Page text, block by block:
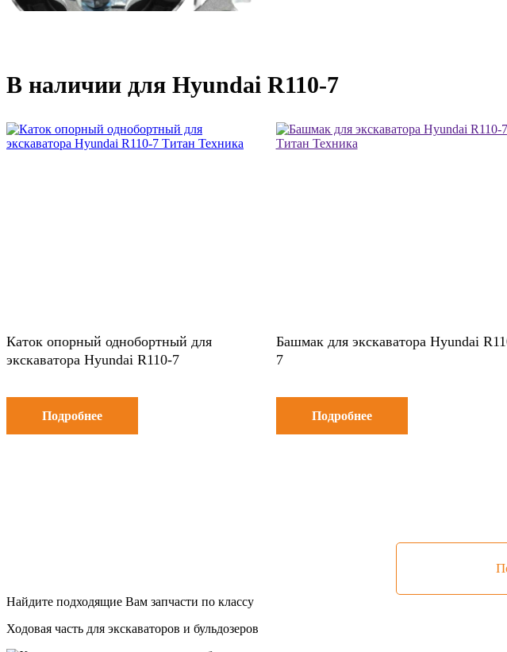
В наличии для Hyundai R110-7
Каток опорный однобортный для
экскаватора Hyundai R110-7
Подробнее
Башмак для экскаватора Hyundai
7
Подробнее
Найдите подходящие Вам запчасти по классу
Ходовая часть для экскаваторов и бульдозеров